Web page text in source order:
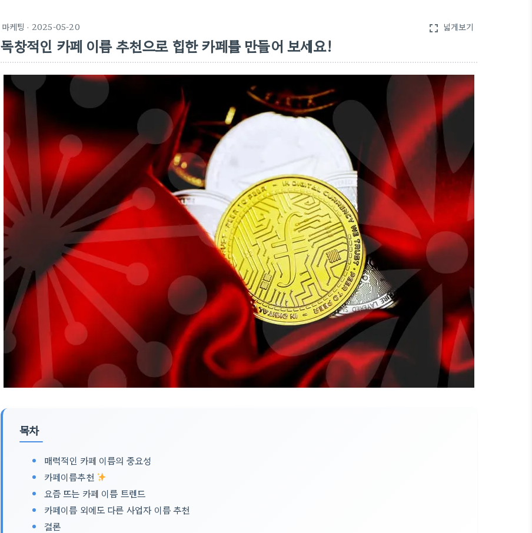
마케팅 · 2025-05-20 fullscreen 넓게보기
독창적인 카페 이름 추천으로 힙한 카페를 만들어 보세요!
목차
매력적인 카페 이름의 중요성
카페이름추천
요즘 뜨는 카페 이름 트렌드
카페이름 외에도 다른 사업자 이름 추천
결론